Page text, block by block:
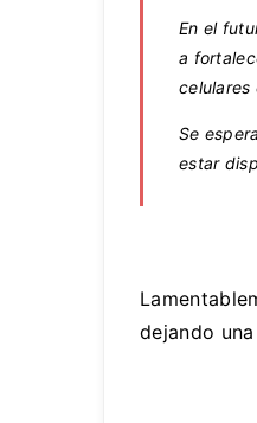
En el
a
celulares
Se
estar
dejando